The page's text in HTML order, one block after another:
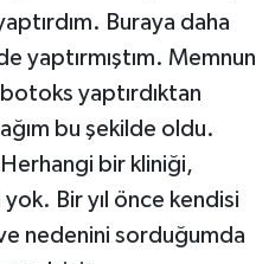
Buraya daha
yaptırmıştım. Memnun
yaptırdıktan
bu şekilde oldu.
bir kliniği,
Bir yıl önce kendisi
nedenini sorduğumda